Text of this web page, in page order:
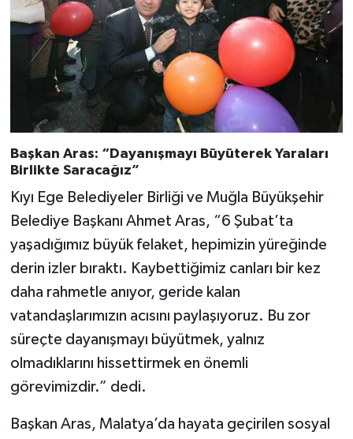
Başkan Aras: “Dayanışmayı Büyüterek Yaraları
Birlikte Saracağız”
Kıyı Ege Belediyeler Birliği ve Muğla Büyükşehir
Belediye Başkanı Ahmet Aras, “6 Şubat’ta
yaşadığımız büyük felaket, hepimizin yüreğinde
derin izler bıraktı. Kaybettiğimiz canları bir kez
daha rahmetle anıyor, geride kalan
vatandaşlarımızın acısını paylaşıyoruz. Bu zor
süreçte dayanışmayı büyütmek, yalnız
olmadıklarını hissettirmek en önemli
görevimizdir.” dedi.
Başkan Aras, Malatya’da hayata geçirilen sosyal